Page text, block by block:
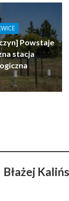
Powstaje
stacja
Błażej